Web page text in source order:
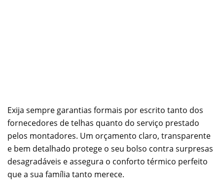
Exija sempre garantias formais por escrito tanto dos
fornecedores de telhas quanto do serviço prestado
pelos montadores. Um orçamento claro, transparente
e bem detalhado protege o seu bolso contra surpresas
desagradáveis e assegura o conforto térmico perfeito
que a sua família tanto merece.